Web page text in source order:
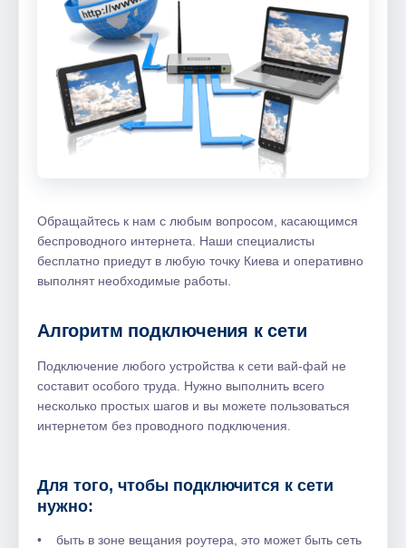
Обращайтесь к нам с любым вопросом, касающимся
беспроводного интернета. Наши специалисты
бесплатно приедут в любую точку Киева и оперативно
выполнят необходимые работы.
Алгоритм подключения к сети
Подключение любого устройства к сети вай-фай не
составит особого труда. Нужно выполнить всего
несколько простых шагов и вы можете пользоваться
интернетом без проводного подключения.
Для того, чтобы подключится к сети
нужно:
• быть в зоне вещания роутера, это может быть сеть